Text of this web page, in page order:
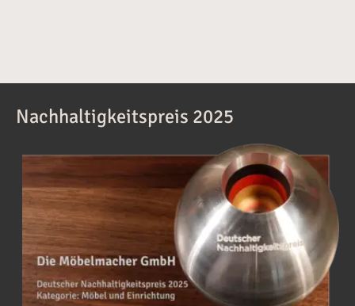
Nachhaltigkeitspreis 2025